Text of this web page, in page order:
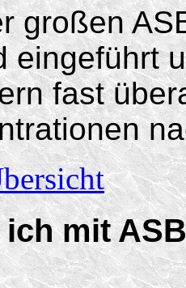
großen
eingeführt
fast
ich mit